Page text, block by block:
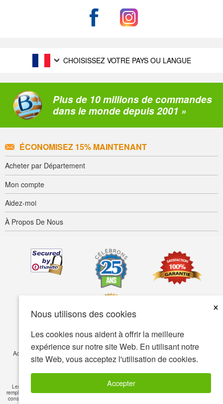
Nous utilisons des cookies
×
Les cookies nous aident à offrir la meilleure
expérience sur notre site Web. En utilisant notre
site Web, vous acceptez l'utilisation de cookies.
Accepter
CHOISISSEZ VOTRE PAYS OU LANGUE
Plus de 10 millions de commandes
dans le monde depuis 2001 »
ÉCONOMISEZ 15% MAINTENANT
Acheter par Département
Mon compte
Aidez-moi
À Propos De Nous
Accessibilité
© Copyright 2001-2026 BIOVEA. Tous droits réservés.
Les informations sur ce site sont fournies à titre informatif seulement et ne visent pas à
remplacer les conseils de votre médecin ou de tout autre professionnel de la santé. Veuillez
consulter un professionnel de la santé si vous avez des questions de nature médicale